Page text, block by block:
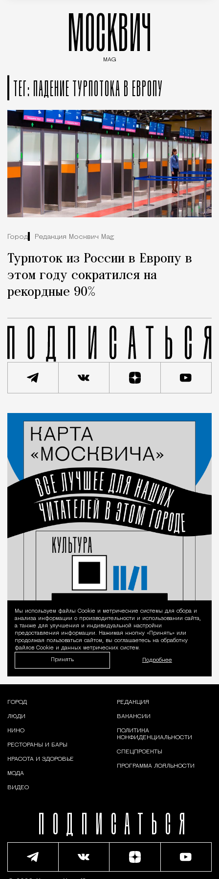
МОСКВИЧ
MAG
ТЕГ: ПАДЕНИЕ ТУРПОТОКА В ЕВРОПУ
Город Редакция Москвич Mag
Турпоток из России в Европу в
этом году сократился на
рекордные 90%
Уведомление
Мы используем файлы Сookie и метрические системы для сбора и
анализа информации о производительности и использовании сайта,
а также для улучшения и индивидуальной настройки
предоставления информации. Нажимая кнопку «Принять» или
продолжая пользоваться сайтом, вы соглашаетесь на обработку
файлов Cookie и данных метрических систем.
Принять Подробнее
ПОДПИСАТЬСЯ
ГОРОД
ЛЮДИ
КИНО
РЕСТОРАНЫ И БАРЫ
КРАСОТА И ЗДОРОВЬЕ
МОДА
ВИДЕО
РЕДАКЦИЯ
ВАКАНСИИ
ПОЛИТИКА
КОНФИДЕНЦИАЛЬНОСТИ
СПЕЦПРОЕКТЫ
ПРОГРАММА ЛОЯЛЬНОСТИ